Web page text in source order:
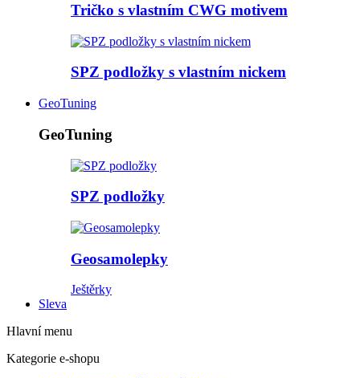
Tričko s vlastním CWG motivem
SPZ podložky s vlastním nickem
GeoTuning
GeoTuning
SPZ podložky
Geosamolepky
Ještěrky
Sleva
Hlavní menu
Kategorie e-shopu